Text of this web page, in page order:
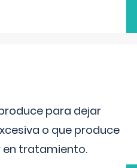
para dejar
o que produce
en tratamiento.